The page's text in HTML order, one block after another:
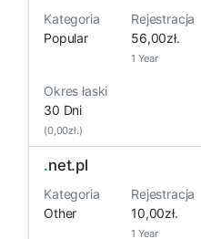
Kategoria
Popular
Rejestracja
56,00zł.
1 Year
Okres łaski
30 Dni
(0,00zł.)
.net.pl
Kategoria
Other
Rejestracja
10,00zł.
1 Year